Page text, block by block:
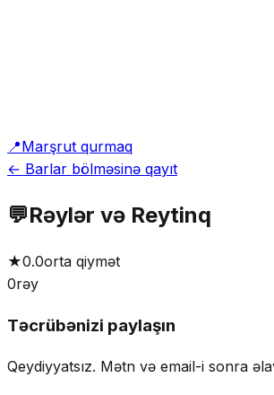
📍Marşrut qurmaq
← Barlar bölməsinə qayıt
💬Rəylər və Reytinq
★0.0orta qiymət
0rəy
Təcrübənizi paylaşın
Qeydiyyatsız. Mətn və email-i sonra